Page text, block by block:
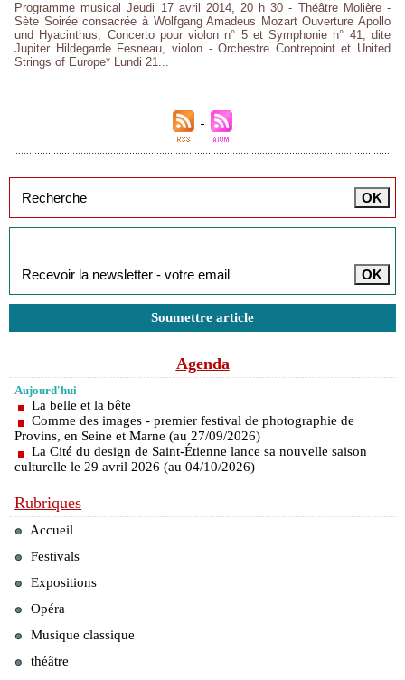
Programme musical Jeudi 17 avril 2014, 20 h 30 - Théâtre Molière -
Sète Soirée consacrée à Wolfgang Amadeus Mozart Ouverture Apollo
und Hyacinthus, Concerto pour violon n° 5 et Symphonie n° 41, dite
Jupiter Hildegarde Fesneau, violon - Orchestre Contrepoint et United
Strings of Europe* Lundi 21...
Soumettre article
Agenda
Aujourd'hui
La belle et la bête
Comme des images - premier festival de photographie de
Provins, en Seine et Marne (au 27/09/2026)
La Cité du design de Saint-Étienne lance sa nouvelle saison
culturelle le 29 avril 2026 (au 04/10/2026)
Rubriques
Accueil
Festivals
Expositions
Opéra
Musique classique
théâtre